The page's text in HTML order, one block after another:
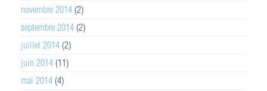
novembre 2014 (2)
septembre 2014 (2)
juillet 2014 (2)
juin 2014 (11)
mai 2014 (4)